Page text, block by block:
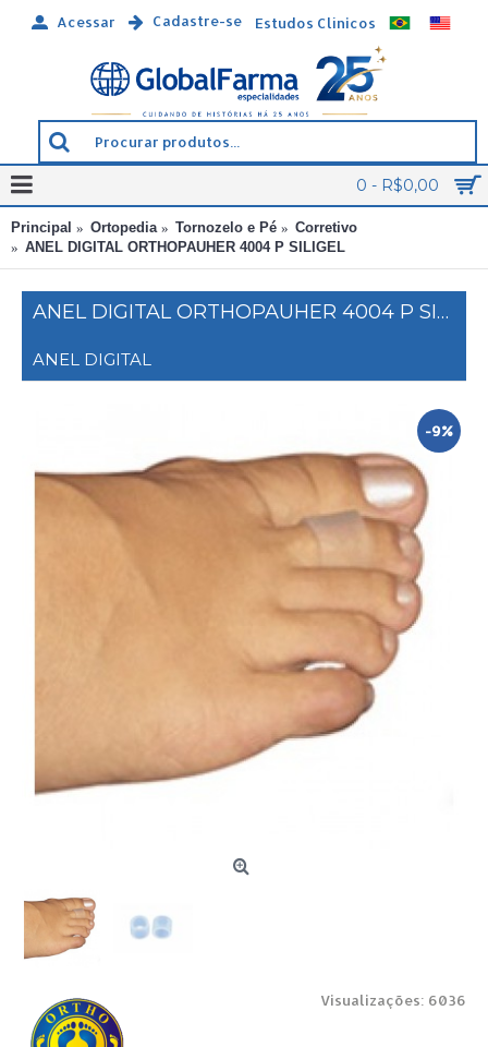
Acessar Cadastre-se Estudos Clínicos
0 - R$0,00
Principal Ortopedia Tornozelo e Pé
Corretivo
ANEL DIGITAL ORTHOPAUHER 4004 P SILIGEL
ANEL DIGITAL ORTHOPAUHER 4004 P SILIGEL
ANEL DIGITAL
-9%
Visualizações: 6036